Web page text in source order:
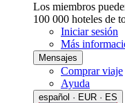
Los miembros
100 000 hoteles de
Iniciar sesión
Más
Mensajes
Comprar viaje
Ayuda
español · EUR · ES